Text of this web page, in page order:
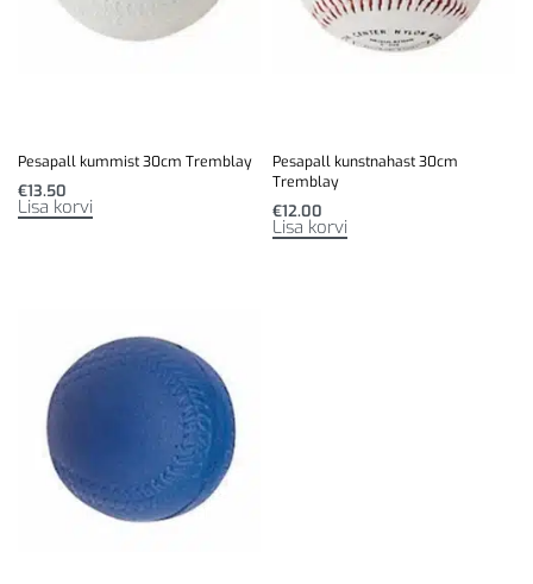
Pesapall kummist 30cm Tremblay
€13.50
Lisa korvi
Pesapall kunstnahast 30cm
Tremblay
€12.00
Lisa korvi